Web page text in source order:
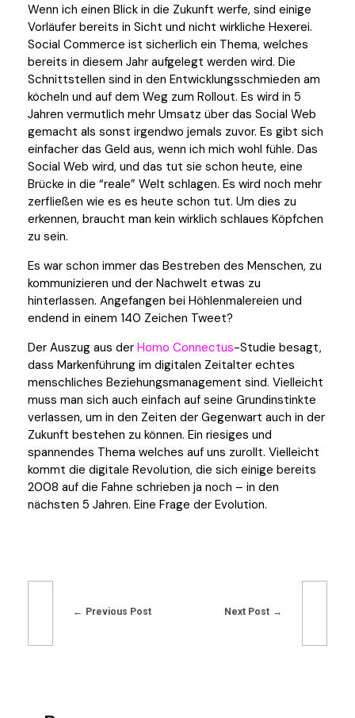
Wenn ich einen Blick in die Zukunft werfe, sind einige
Vorläufer bereits in Sicht und nicht wirkliche Hexerei.
Social Commerce ist sicherlich ein Thema, welches
bereits in diesem Jahr aufgelegt werden wird. Die
Schnittstellen sind in den Entwicklungsschmieden am
köcheln und auf dem Weg zum Rollout. Es wird in 5
Jahren vermutlich mehr Umsatz über das Social Web
gemacht als sonst irgendwo jemals zuvor. Es gibt sich
einfacher das Geld aus, wenn ich mich wohl fühle. Das
Social Web wird, und das tut sie schon heute, eine
Brücke in die “reale” Welt schlagen. Es wird noch mehr
zerfließen wie es es heute schon tut. Um dies zu
erkennen, braucht man kein wirklich schlaues Köpfchen
zu sein.
Es war schon immer das Bestreben des Menschen, zu
kommunizieren und der Nachwelt etwas zu
hinterlassen. Angefangen bei Höhlenmalereien und
endend in einem 140 Zeichen Tweet?
Der Auszug aus der Homo Connectus-Studie besagt,
dass Markenführung im digitalen Zeitalter echtes
menschliches Beziehungsmanagement sind. Vielleicht
muss man sich auch einfach auf seine Grundinstinkte
verlassen, um in den Zeiten der Gegenwart auch in der
Zukunft bestehen zu können. Ein riesiges und
spannendes Thema welches auf uns zurollt. Vielleicht
kommt die digitale Revolution, die sich einige bereits
2008 auf die Fahne schrieben ja noch – in den
nächsten 5 Jahren. Eine Frage der Evolution.
Previous Post Next Post